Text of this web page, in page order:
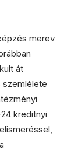
merev
át
szemlélete
kreditnyi